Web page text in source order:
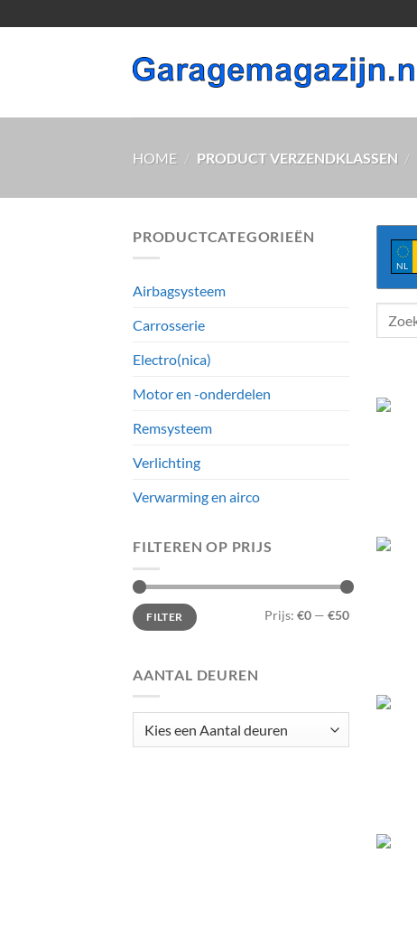
naar
HOME / PRODUCT VERZENDKLASSEN /
PRODUCTCATEGORIEËN
Airbagsysteem
Carrosserie
Electro(nica)
Motor en -onderdelen
Remsysteem
Verlichting
Verwarming en airco
FILTEREN OP PRIJS
Min.
prijs
Max.
prijsFILTER Prijs: €0 — €50
AANTAL DEUREN
NL